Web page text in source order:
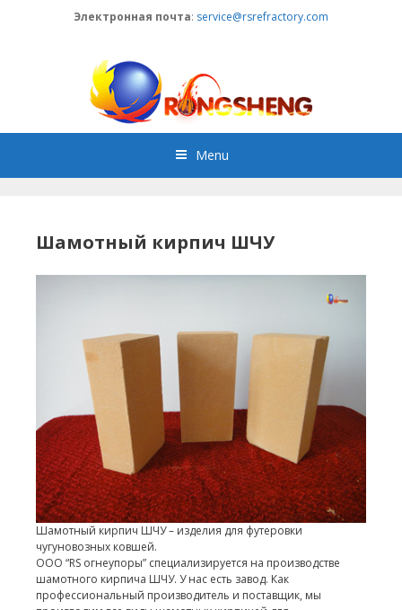
Электронная почта: service@rsrefractory.com
Menu
Шамотный кирпич ШЧУ
Шамотный кирпич ШЧУ – изделия для футеровки
чугуновозных ковшей.
ООО “RS огнеупоры” специализируется на производстве
шамотного кирпича ШЧУ. У нас есть завод. Как
профессиональный производитель и поставщик, мы